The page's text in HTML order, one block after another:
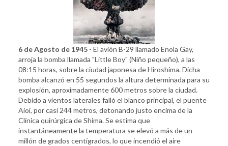
6 de Agosto de 1945 - El avión B-29 llamado Enola Gay,
arroja la bomba llamada "Little Boy" (Niño pequeño), a las
08:15 horas, sobre la ciudad japonesa de Hiroshima. Dicha
bomba alcanzó en 55 segundos la altura determinada para su
explosión, aproximadamente 600 metros sobre la ciudad.
Debido a vientos laterales falló el blanco principal, el puente
Aioi, por casi 244 metros, detonando justo encima de la
Clínica quirúrgica de Shima. Se estima que
instantáneamente la temperatura se elevó a más de un
millón de grados centígrados, lo que incendió el aire